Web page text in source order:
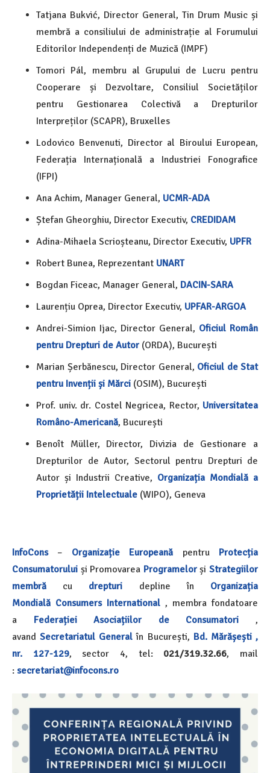
Tatjana Bukvić, Director General, Tin Drum Music și
membră a consiliului de administrație al Forumului
Editorilor Independenți de Muzică (IMPF)
Tomori Pál, membru al Grupului de Lucru pentru
Cooperare și Dezvoltare, Consiliul Societăților
pentru Gestionarea Colectivă a Drepturilor
Interpreților (SCAPR), Bruxelles
Lodovico Benvenuti, Director al Biroului European,
Federația Internațională a Industriei Fonografice
(IFPI)
Ana Achim, Manager General, UCMR-ADA
Ștefan Gheorghiu, Director Executiv, CREDIDAM
Adina-Mihaela Scrioșteanu, Director Executiv, UPFR
Robert Bunea, Reprezentant UNART
Bogdan Ficeac, Manager General, DACIN-SARA
Laurențiu Oprea, Director Executiv, UPFAR-ARGOA
Andrei-Simion Ijac, Director General, Oficiul Român
pentru Drepturi de Autor (ORDA), București
Marian Șerbănescu, Director General, Oficiul de Stat
pentru Invenții și Mărci (OSIM), București
Prof. univ. dr. Costel Negricea, Rector, Universitatea
Româno-Americană, București
Benoît Müller, Director, Divizia de Gestionare a
Drepturilor de Autor, Sectorul pentru Drepturi de
Autor și Industrii Creative, Organizația Mondială a
Proprietății Intelectuale (WIPO), Geneva
InfoCons – Organizație Europeană pentru
Protecția
Consumatorului și Promovarea Programelor șiStrategiilor
membră
cu drepturi depline în
Organizația
Mondială Consumers International , membra fondatoare
a Federației Asociațiilor de Consumatori ,
avandSecretariatul General în București, Bd. Mărășești ,
nr. 127-129, sector 4, tel: 021/319.32.66, mail
: secretariat@infocons.ro